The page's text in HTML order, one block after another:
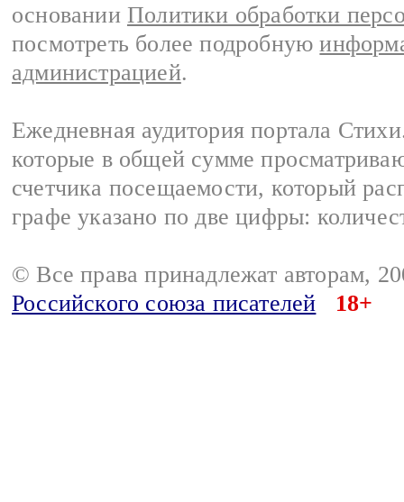
основании Политики обработки
посмотреть более подробную
администрацией.
Ежедневная аудитория портала
которые в общей сумме
счетчика посещаемости, который
графе указано по две цифры:
© Все права принадлежат авторам,
Российского союза писателей
18+